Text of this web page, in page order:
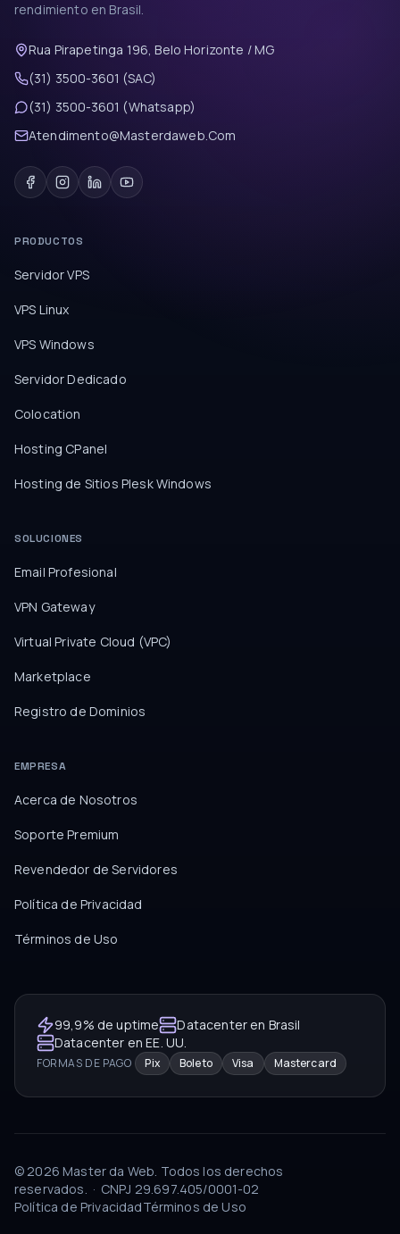
rendimiento en Brasil.
Rua Pirapetinga 196, Belo Horizonte / MG
(31) 3500-3601 (SAC)
(31) 3500-3601 (Whatsapp)
Atendimento@Masterdaweb.Com
PRODUCTOS
Servidor VPS
VPS Linux
VPS Windows
Servidor Dedicado
Colocation
Hosting CPanel
Hosting de Sitios Plesk Windows
SOLUCIONES
Email Profesional
VPN Gateway
Virtual Private Cloud (VPC)
Marketplace
Registro de Dominios
EMPRESA
Acerca de Nosotros
Soporte Premium
Revendedor de Servidores
Política de Privacidad
Términos de Uso
99,9% de uptime
Datacenter en Brasil
Datacenter en EE. UU.
FORMAS DE PAGO Pix Boleto Visa Mastercard
© 2026 Master da Web. Todos los derechos
reservados. · CNPJ 29.697.405/0001-02
Política de PrivacidadTérminos de Uso